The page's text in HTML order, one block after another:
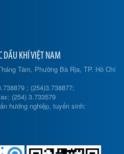
DẦU KHÍ VIỆT NAM
Tám, Phường Bà Rịa, TP. Hồ Chí
; (254)3.738877;
(254) 3.733579
hướng nghiệp, tuyển sinh: